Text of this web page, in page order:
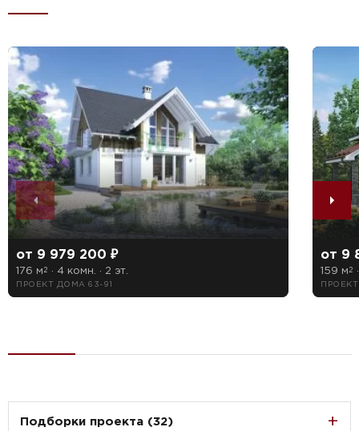
от 9 979 200 ₽
176 м 2 · 4 комн. · 2 эт.
ПРОЕКТ ДОМА 63-91
от 9
159 м 2
Подборки проекта (32)